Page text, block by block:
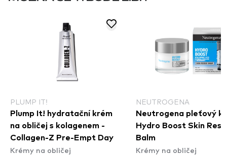
PLUMP IT!
Plump It! hydratační krém
na obličej s kolagenem -
Collagen-Z Pre-Empt Day
Krémy na obličej
NEUTROGENA
Neutrogena pleťový
Hydro Boost Skin
Balm
Krémy na obličej